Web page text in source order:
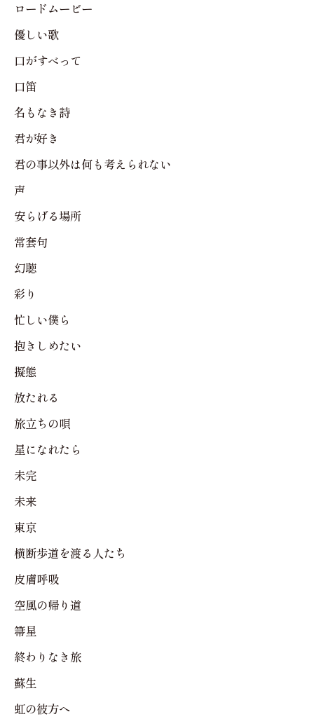
ロードムービー
優しい歌
口がすべって
口笛
名もなき詩
君が好き
君の事以外は何も考えられない
声
安らげる場所
常套句
幻聴
彩り
忙しい僕ら
抱きしめたい
擬態
放たれる
旅立ちの唄
星になれたら
未完
未来
東京
横断歩道を渡る人たち
皮膚呼吸
空風の帰り道
箒星
終わりなき旅
蘇生
虹の彼方へ